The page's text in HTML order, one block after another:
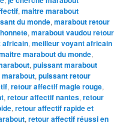
,maitre marabout
du monde,marabout retour
,marabout vaudou retour
africain,meilleur voyant africain
marabout du monde,
,puissant marabout
,puissant retour
,retour affectif magie rouge,
,retour affectif nantes,retour
,retour affectif rapide et
,retour affectif réussi en